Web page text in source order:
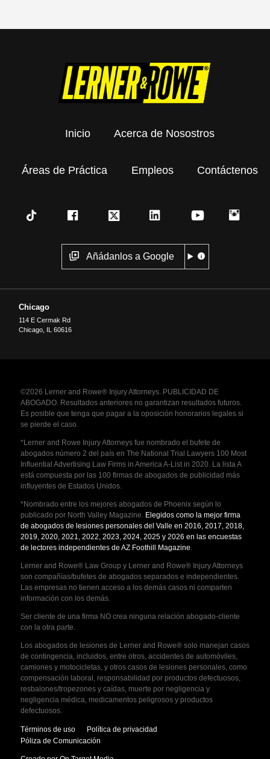
Inicio Acerca de Nosostros
Áreas de Práctica Empleos Contáctenos
Añádanlos a Google
Chicago
114 E Cermak Rd
Chicago
60616
©2026 Lerner and Rowe® Injury Attorneys. PUBLICIDAD DE
ABOGADO. Resultados anteriores no garantizan resultados futuros.
Es posible que tenga que pagar a la oposición honorarios legales si
se pierde el caso.
*Lerner and Rowe Injury Attorneys fue nombrado el bufete de
abogados número 2 del país en The National Trial Lawyers 100 Most
Influential Advertising Law Firms in America A-List in 2020. La lista A
está compuesta por las 100 firmas de abogados de publicidad más
influyentes de Estados Unidos.
*Nombrado entre los mejores abogados de Phoenix según lo
publicado por North Valley Magazine. Elegidos como la mejor firma
de abogados de lesiones personales del Valle en 2016, 2017, 2018,
2019, 2020, 2021, 2022, 2023, 2024, 2025 y 2026 en las encuestas
de lectores independientes de AZ Foothill Magazine.
Lerner and Rowe® Law Group y Lerner and Rowe® Injury Attorneys
son compañías/bufetes de abogados separados e independientes.
Las empresas no tienen acceso a los demás casos ni comparten
información con los demás.
Ser cliente de una firma NO crea ninguna relación abogado-cliente
con la otra parte.
Los abogados de lesiones de Lerner and Rowe® solo manejan casos
de contingencia, incluidos, entre otros, accidentes de automóviles,
camiones y motocicletas, y otros casos de lesiones personales, como
compensación laboral, responsabilidad por productos defectuosos,
resbalones/tropezones y caídas, muerte por negligencia y
negligencia médica, medicamentos peligrosos y productos
defectuosos.
Términos de uso
Política de privacidad
Póliza de Comunicación